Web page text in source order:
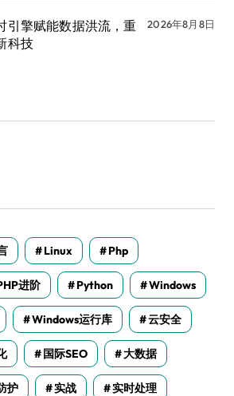
引擎赋能数据洪流，重
科技
2026年8月8日
Linux Php
进阶 Python Windows
Windows运行库 云安全
国际SEO 大数据
护 实战 实时处理